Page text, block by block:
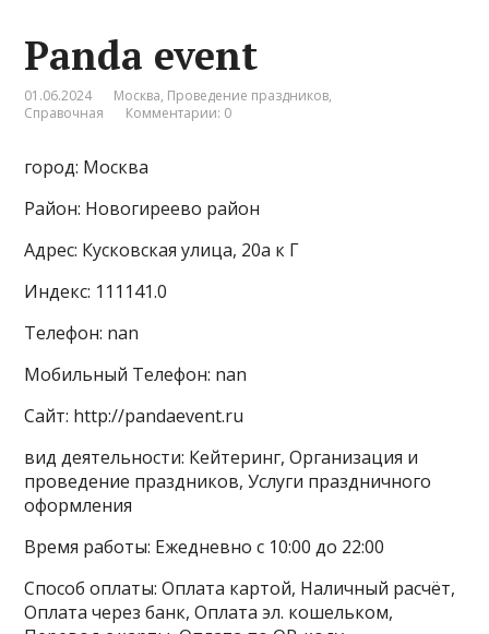
Panda event
01.06.2024 Москва, Проведение праздников,
Справочная
Комментарии: 0
город: Москва
Район: Новогиреево район
Адрес: Кусковская улица, 20а к Г
Индекс: 111141.0
Телефон: nan
Мобильный Телефон: nan
Сайт: http://pandaevent.ru
вид деятельности: Кейтеринг, Организация и
проведение праздников, Услуги праздничного
оформления
Время работы: Ежедневно с 10:00 до 22:00
Способ оплаты: Оплата картой, Наличный расчёт,
Оплата через банк, Оплата эл. кошельком,